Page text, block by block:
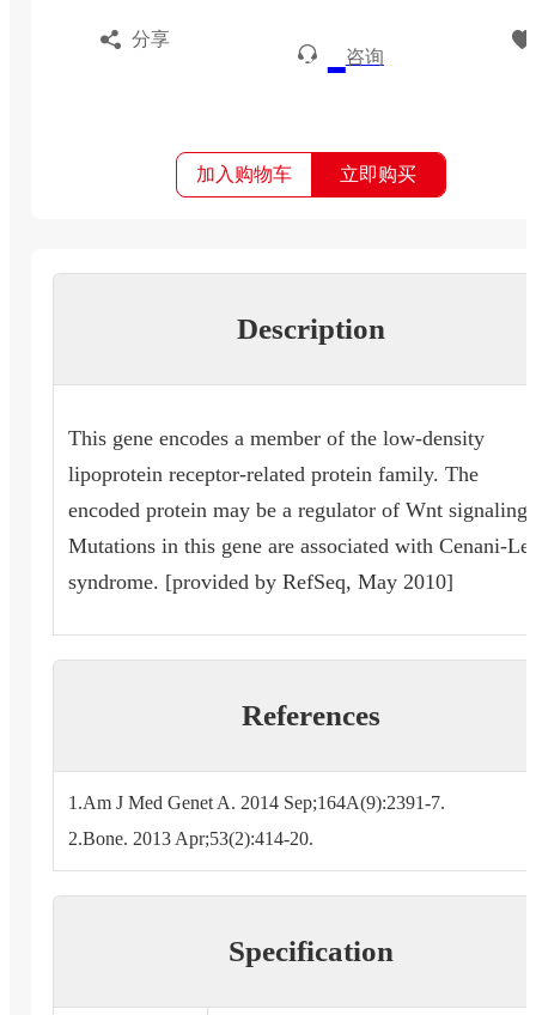
分享
咨询
加入购物车 立即购买
Description
This gene encodes a member of the low-density
lipoprotein receptor-related protein family. The
encoded protein may be a regulator of Wnt signaling.
Mutations in this gene are associated with Cenani-
syndrome. [provided by RefSeq, May 2010]
References
1.Am J Med Genet A. 2014 Sep;164A(9):2391-7.
2.Bone. 2013 Apr;53(2):414-20.
Specification